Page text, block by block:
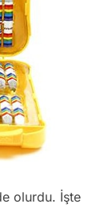
olurdu. İşte